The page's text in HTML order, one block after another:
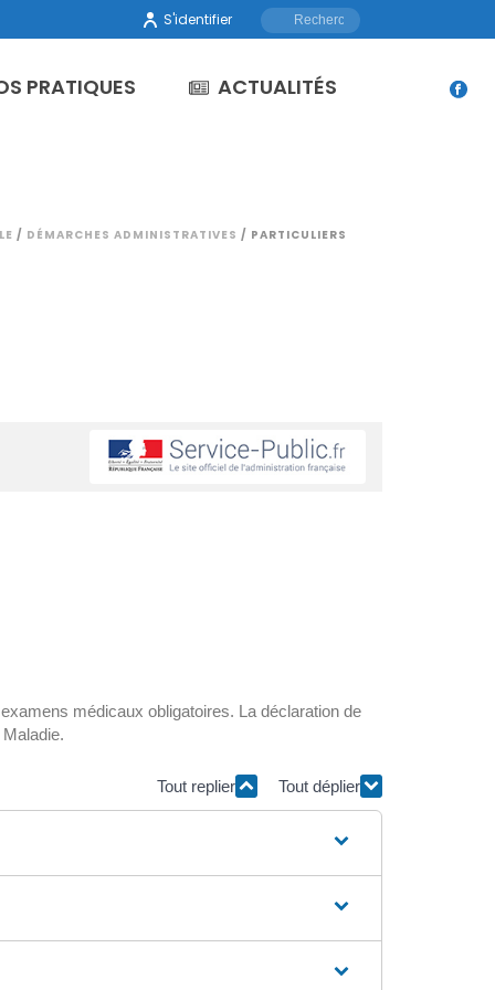
S'identifier
PRATIQUES ACTUALITÉS
/ DÉMARCHES ADMINISTRATIVES / PARTICULIERS
médicaux obligatoires. La déclaration de
Tout replier Tout déplier